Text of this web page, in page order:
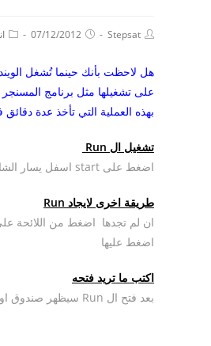
Stepsat
07/12/2012
هل لاحظت بأنك حينما تُشغل
بهذه العملية التي تأخذ عدة
تشغيل ال
اضغط على start اسفل يسار الشاشة ستظهر لك لائحة ابحث عن كلمة Run
طريقة اخرى لايجاد Run
اضغط عليها
اكتب ما تريد فتحه
بعد فتح ال Run سيظهر صندوق او نافذة لكتابة الامر او التطبيق الذي تريد فتحه اكتب في المستطيل كلمة msconfig واضغط على enter